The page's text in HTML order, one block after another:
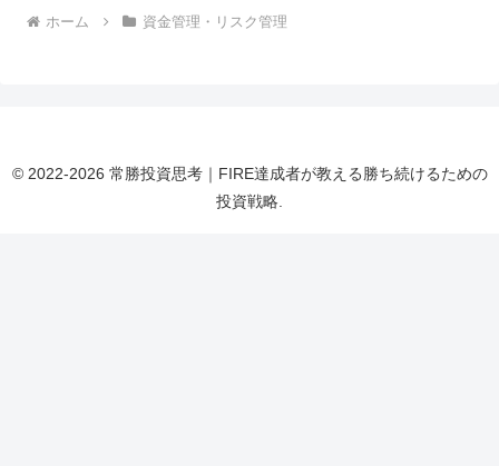
ホーム 資金管理・リスク管理
© 2022-2026 常勝投資思考｜FIRE達成者が教える勝ち続けるための
投資戦略.